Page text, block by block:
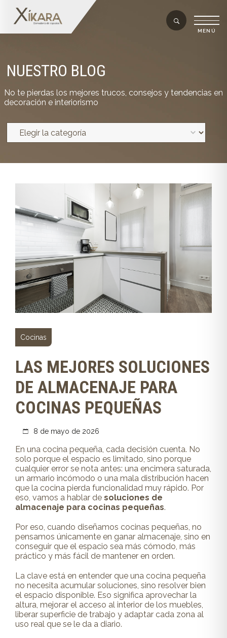
NUESTRO BLOG
No te pierdas los mejores trucos, consejos y tendencias en
decoración e interiorismo
Cocinas
LAS MEJORES SOLUCIONES
DE ALMACENAJE PARA
COCINAS PEQUEÑAS
8 de mayo de 2026
En una cocina pequeña, cada decisión cuenta. No
solo porque el espacio es limitado, sino porque
cualquier error se nota antes: una encimera saturada,
un armario incómodo o una mala distribución hacen
que la cocina pierda funcionalidad muy rápido. Por
eso, vamos a hablar de soluciones de
almacenaje para cocinas pequeñas.
Por eso, cuando diseñamos cocinas pequeñas, no
pensamos únicamente en ganar almacenaje, sino en
conseguir que el espacio sea más cómodo, más
práctico y más fácil de mantener en orden.
La clave está en entender que una cocina pequeña
no necesita acumular soluciones, sino resolver bien
el espacio disponible. Eso significa aprovechar la
altura, mejorar el acceso al interior de los muebles,
liberar superficie de trabajo y adaptar cada zona al
uso real que se le da a diario.